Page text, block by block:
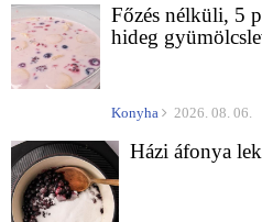
Főzés nélküli, 5
hideg
Konyha 2026. 08. 06.
Házi áfonya